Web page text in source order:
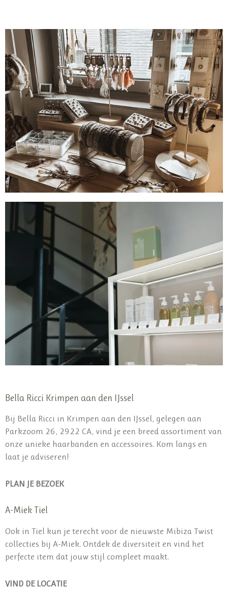
Bella Ricci Krimpen aan den IJssel
Bij Bella Ricci in Krimpen aan den IJssel, gelegen aan
Parkzoom 26, 2922 CA, vind je een breed assortiment van
onze unieke haarbanden en accessoires. Kom langs en
laat je adviseren!
PLAN JE BEZOEK
A-Miek Tiel
Ook in Tiel kun je terecht voor de nieuwste Mibiza Twist
collecties bij A-Miek. Ontdek de diversiteit en vind het
perfecte item dat jouw stijl compleet maakt.
VIND DE LOCATIE